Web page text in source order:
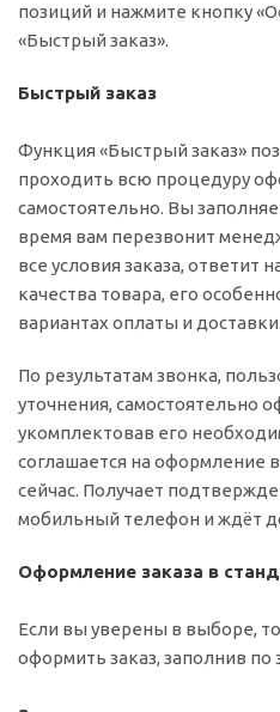
позиций и нажмите кнопку
«Быстрый заказ».
Быстрый заказ
Функция «Быстрый заказ»
проходить всю процедуру
самостоятельно. Вы
время вам перезвонит
все условия заказа, ответит
качества товара, его
вариантах оплаты и доставки.
По результатам звонка,
уточнения, самостоятельно
укомплектовав его
соглашается на оформление
сейчас. Получает
мобильный телефон и ждёт
Оформление заказа в
Если вы уверены в выборе,
оформить заказ, заполнив по